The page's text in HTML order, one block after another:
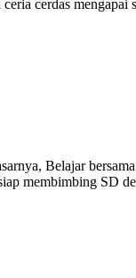
cerdas
Belajar
membimbing SD